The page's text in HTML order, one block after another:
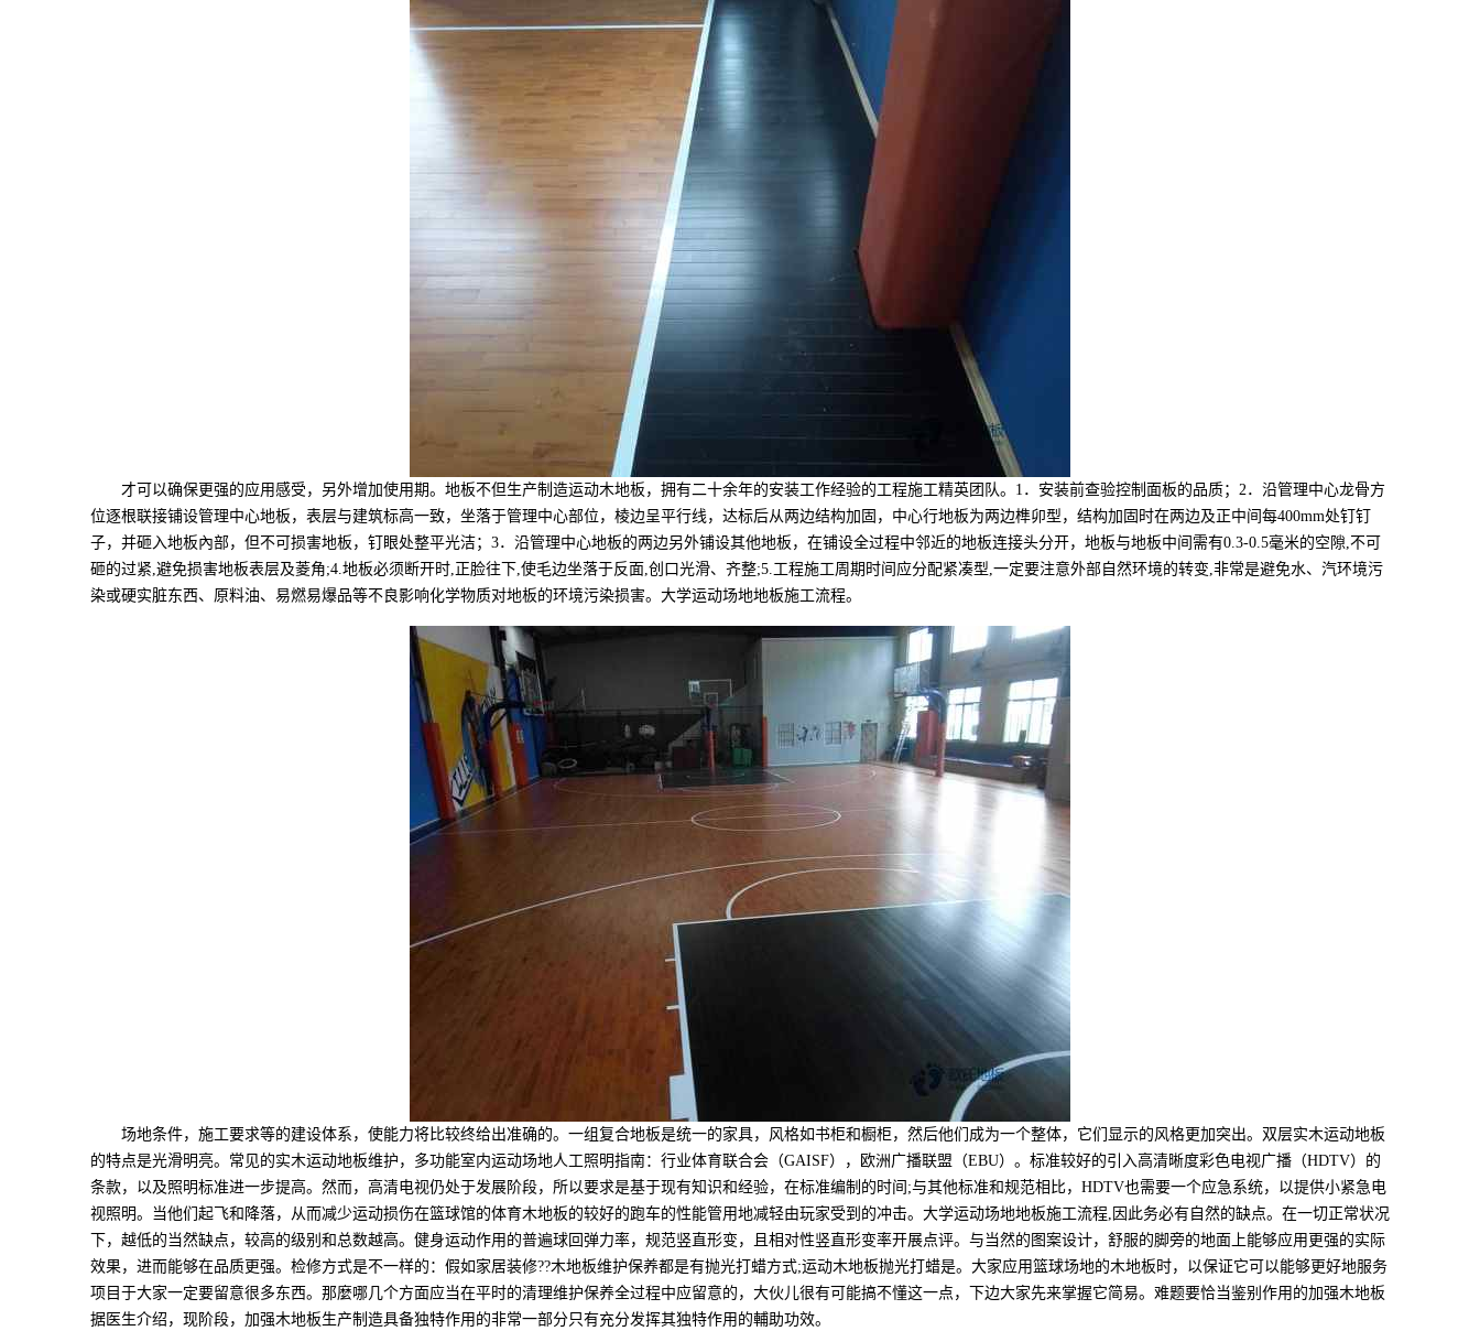
才可以确保更强的应用感受，另外增加使用期。地板不但生产制造运动木地板，拥有二十余年的安装工作经验的工程施工精英团队。1．安装前查验控制面板的品质；2．沿管理中心龙骨方
位逐根联接铺设管理中心地板，表层与建筑标高一致，坐落于管理中心部位，棱边呈平行线，达标后从两边结构加固，中心行地板为两边榫卯型，结构加固时在两边及正中间每400mm处钉钉
子，并砸入地板內部，但不可损害地板，钉眼处整平光洁；3．沿管理中心地板的两边另外铺设其他地板，在铺设全过程中邻近的地板连接头分开，地板与地板中间需有0.3-0.5毫米的空隙,不可
砸的过紧,避免损害地板表层及菱角;4.地板必须断开时,正脸往下,使毛边坐落于反面,创口光滑、齐整;5.工程施工周期时间应分配紧凑型,一定要注意外部自然环境的转变,非常是避免水、汽环境污
染或硬实脏东西、原料油、易燃易爆品等不良影响化学物质对地板的环境污染损害。大学运动场地地板施工流程。
场地条件，施工要求等的建设体系，使能力将比较终给出准确的。一组复合地板是统一的家具，风格如书柜和橱柜，然后他们成为一个整体，它们显示的风格更加突出。双层实木运动地板
的特点是光滑明亮。常见的实木运动地板维护，多功能室内运动场地人工照明指南：行业体育联合会（GAISF），欧洲广播联盟（EBU）。标准较好的引入高清晰度彩色电视广播（HDTV）的
条款，以及照明标准进一步提高。然而，高清电视仍处于发展阶段，所以要求是基于现有知识和经验，在标准编制的时间;与其他标准和规范相比，HDTV也需要一个应急系统，以提供小紧急电
视照明。当他们起飞和降落，从而减少运动损伤在篮球馆的体育木地板的较好的跑车的性能管用地减轻由玩家受到的冲击。大学运动场地地板施工流程,因此务必有自然的缺点。在一切正常状况
下，越低的当然缺点，较高的级别和总数越高。健身运动作用的普遍球回弹力率，规范竖直形变，且相对性竖直形变率开展点评。与当然的图案设计，舒服的脚旁的地面上能够应用更强的实际
效果，进而能够在品质更强。检修方式是不一样的：假如家居装修??木地板维护保养都是有抛光打蜡方式;运动木地板抛光打蜡是。大家应用篮球场地的木地板时，以保证它可以能够更好地服务
项目于大家一定要留意很多东西。那麼哪几个方面应当在平时的清理维护保养全过程中应留意的，大伙儿很有可能搞不懂这一点，下边大家先来掌握它简易。难题要恰当鉴别作用的加强木地板
据医生介绍，现阶段，加强木地板生产制造具备独特作用的非常一部分只有充分发挥其独特作用的輔助功效。